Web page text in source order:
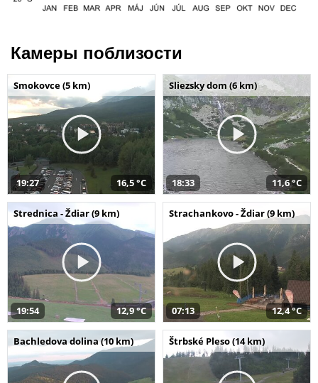
Камеры поблизости
Smokovce (5 km)
19:27 16,5 °C
Sliezsky dom (6 km)
18:33 11,6 °C
Strednica - Ždiar (9 km)
19:54 12,9 °C
Strachankovo - Ždiar (9 km)
07:13 12,4 °C
Bachledova dolina (10 km) Štrbské Pleso (14 km)